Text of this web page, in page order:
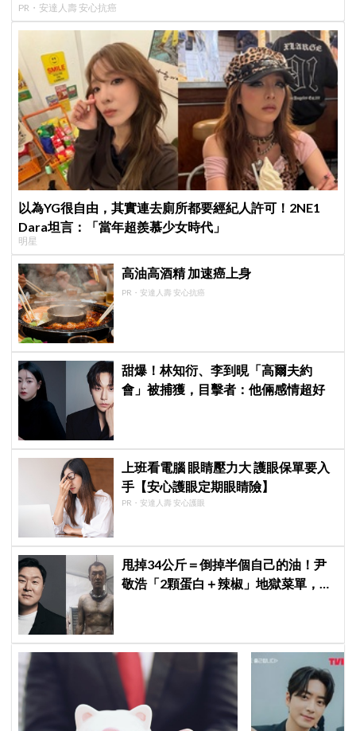
PR・安達人壽 安心抗癌
以為YG很自由，其實連去廁所都要經紀人許可！2NE1
Dara坦言：「當年超羨慕少女時代」
明星
高油高酒精 加速癌上身
PR・安達人壽 安心抗癌
甜爆！林知衍、李到晛「高爾夫約
會」被捕獲，目擊者：他倆感情超好
上班看電腦 眼睛壓力大 護眼保單要入
手【安心護眼定期眼睛險】
PR・安達人壽 安心護眼
甩掉34公斤＝倒掉半個自己的油！尹
敬浩「2顆蛋白＋辣椒」地獄菜單，你